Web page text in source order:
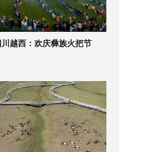
川越西：欢庆彝族火把节